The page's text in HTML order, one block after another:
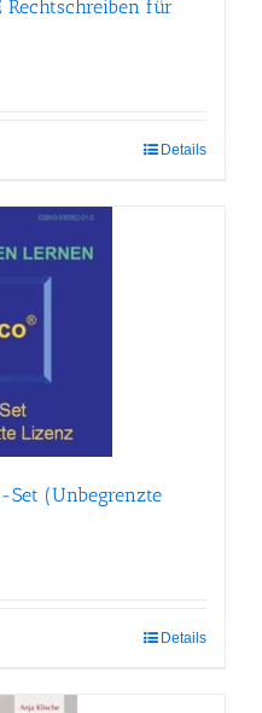
Rechtschreiben für
Details
Set (Unbegrenzte
Details